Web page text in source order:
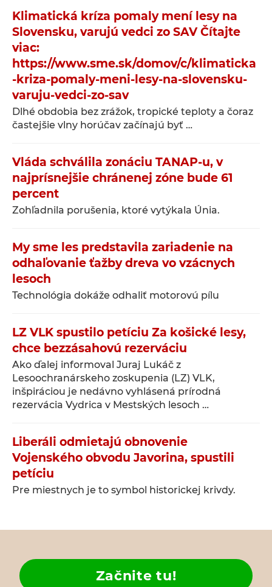
Klimatická kríza pomaly mení lesy na
Slovensku, varujú vedci zo SAV Čítajte
viac:
https://www.sme.sk/domov/c/klimaticka
-kriza-pomaly-meni-lesy-na-slovensku-
varuju-vedci-zo-sav
Dlhé obdobia bez zrážok, tropické teploty a čoraz
častejšie vlny horúčav začínajú byť …
Vláda schválila zonáciu TANAP-u, v
najprísnejšie chránenej zóne bude 61
percent
Zohľadnila porušenia, ktoré vytýkala Únia.
My sme les predstavila zariadenie na
odhaľovanie ťažby dreva vo vzácnych
lesoch
Technológia dokáže odhaliť motorovú pílu
LZ VLK spustilo petíciu Za košické lesy,
chce bezzásahovú rezerváciu
Ako ďalej informoval Juraj Lukáč z
Lesoochranárskeho zoskupenia (LZ) VLK,
inšpiráciou je nedávno vyhlásená prírodná
rezervácia Vydrica v Mestských lesoch …
Liberáli odmietajú obnovenie
Vojenského obvodu Javorina, spustili
petíciu
Pre miestnych je to symbol historickej krivdy.
Začnite tu!